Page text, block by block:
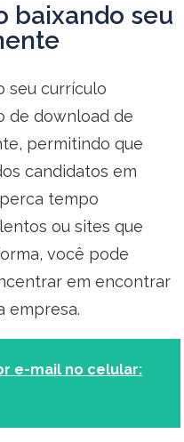
baixando seu
seu currículo
de download de
permitindo que
candidatos em
tempo
ou sites que
você pode
em encontrar
empresa.
e-mail no celular: